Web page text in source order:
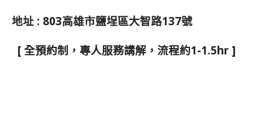
地址 : 803高雄市鹽埕區大智路137號
[ 全預約制，專人服務講解，流程約1-1.5hr ]